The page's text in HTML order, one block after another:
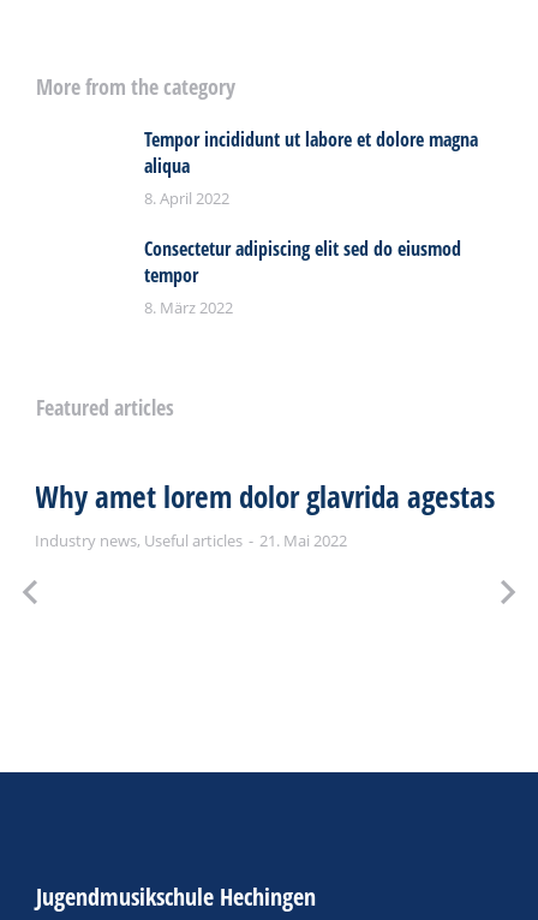
More from the category
Tempor incididunt ut labore et dolore magna
aliqua
8. April 2022
Consectetur adipiscing elit sed do eiusmod
tempor
8. März 2022
Featured articles
Why amet lorem dolor glavrida agestas
Industry news, Useful articles 21. Mai 2022
Jugendmusikschule Hechingen